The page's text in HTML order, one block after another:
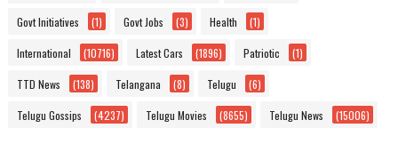
Govt Initiatives (1) Govt Jobs (3) Health (1)
International (10716) Latest Cars (1896) Patriotic (1)
TTD News (138) Telangana (8) Telugu (6)
Telugu Gossips (4237) Telugu Movies (8655) Telugu News (15006)